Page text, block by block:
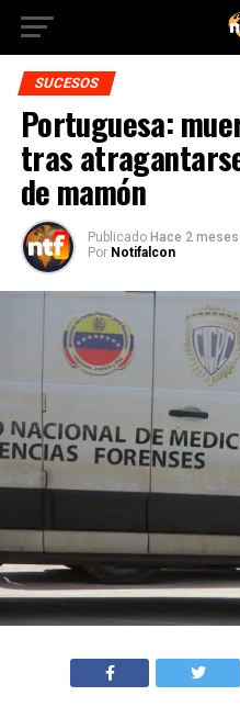
SUCESOS
Portuguesa:
tras
de mamón
Publicado Hace 2 meses
Por Notifalcon